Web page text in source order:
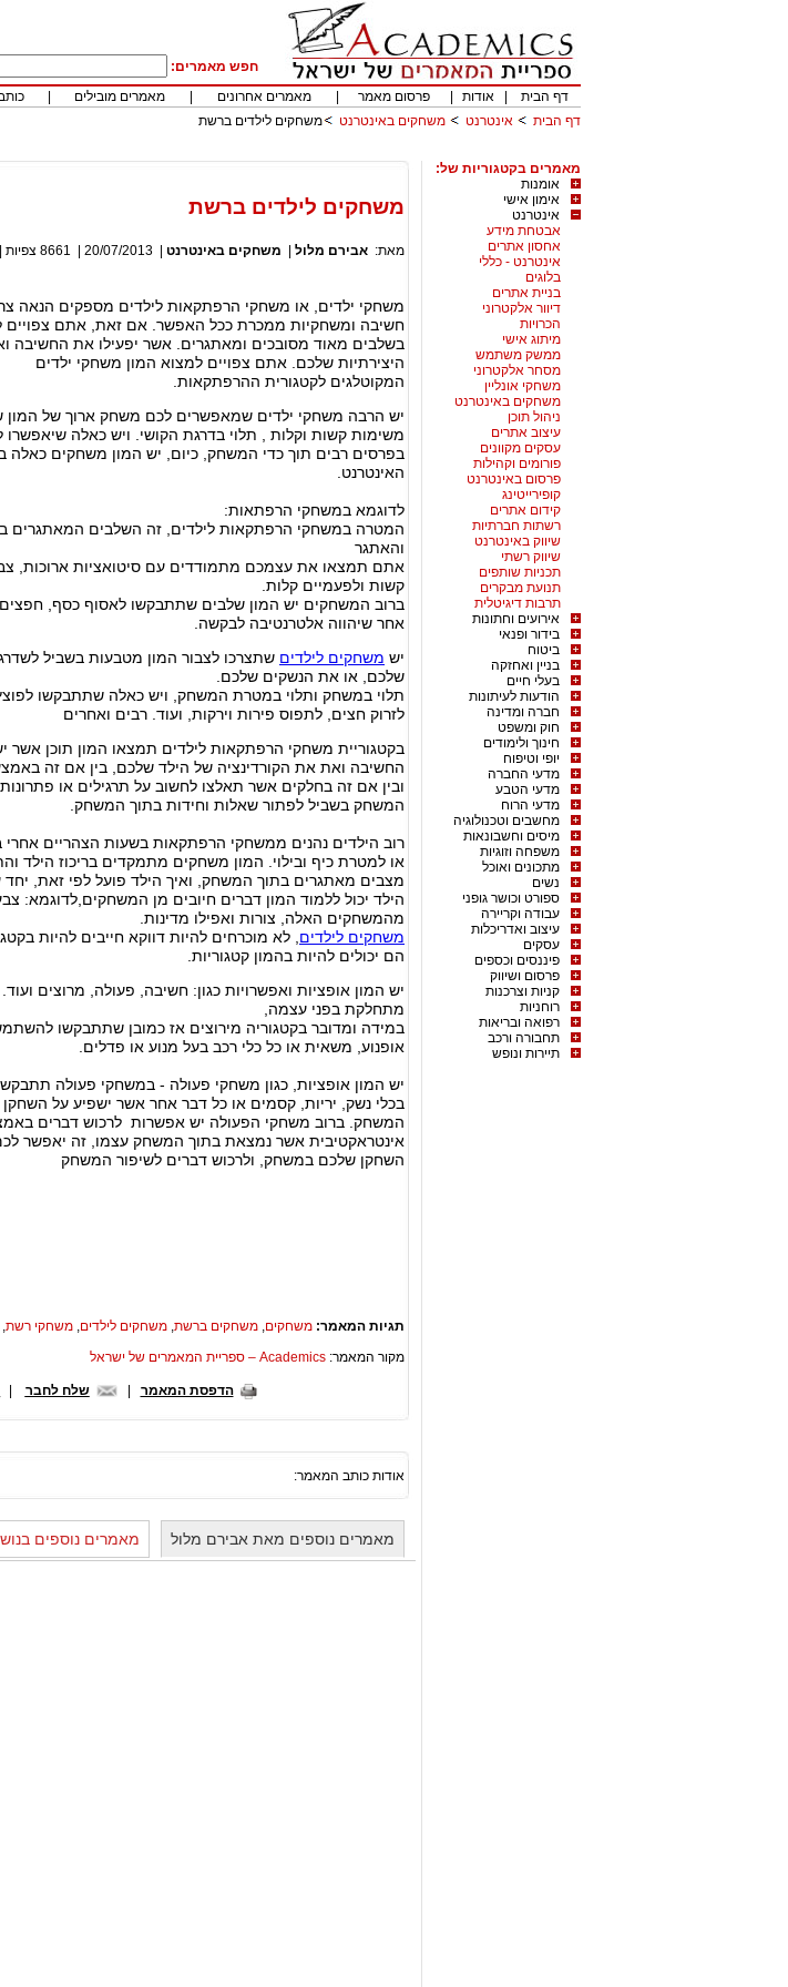
חפש מאמרים:
דף הבית
אודות פרסום מאמר מאמרים אחרונים מאמרים מובילים
דף הבית
אינטרנט משחקים באינטרנט משחקים לילדים ברשת
מאמרים בקטגוריות של:
אומנות
אימון אישי
אינטרנט
אבטחת מידע
אחסון אתרים
אינטרנט - כללי
בלוגים
בניית אתרים
דיוור אלקטרוני
הכרויות
מיתוג אישי
ממשק משתמש
מסחר אלקטרוני
משחקי אונליין
משחקים באינטרנט
ניהול תוכן
עיצוב אתרים
עסקים מקוונים
פורומים וקהילות
פרסום באינטרנט
קופירייטינג
קידום אתרים
רשתות חברתיות
שיווק באינטרנט
שיווק רשתי
תכניות שותפים
תנועת מבקרים
תרבות דיגיטלית
אירועים וחתונות
בידור ופנאי
ביטוח
בניין ואחזקה
בעלי חיים
הודעות לעיתונות
חברה ומדינה
חוק ומשפט
חינוך ולימודים
יופי וטיפוח
מדעי החברה
מדעי הטבע
מדעי הרוח
מחשבים וטכנולוגיה
מיסים וחשבונאות
משפחה וזוגיות
מתכונים ואוכל
נשים
ספורט וכושר גופני
עבודה וקריירה
עיצוב ואדריכלות
עסקים
פיננסים וכספים
פרסום ושיווק
קניות וצרכנות
רוחניות
רפואה ובריאות
תחבורה ורכב
תיירות ונופש
משחקים לילדים ברשת
מאת: אבירם מלול משחקים באינטרנט 20/07/2013
8661 צפיות
משחקי ילדים, או משחקי הרפתקאות לילדים מספקים הנאה
חשיבה ומשחקיות ממכרת ככל האפשר. אם זאת, אתם צפויים
בשלבים מאוד מסובכים ומאתגרים. אשר יפעילו את החשיבה
היצירתיות שלכם. אתם צפויים למצוא המון משחקי ילדים
המקוטלגים לקטגורית ההרפתקאות.
יש הרבה משחקי ילדים שמאפשרים לכם משחק ארוך של המון
משימות קשות וקלות , תלוי בדרגת הקושי. ויש כאלה שיאפשרו
בפרסים רבים תוך כדי המשחק, כיום, יש המון משחקים כאלה
האינטרנט.
לדוגמא במשחקי הרפתאות:
המטרה במשחקי הרפתקאות לילדים, זה השלבים המאתגרים
והאתגר
אתם תמצאו את עצמכם מתמודדים עם סיטואציות ארוכות,
קשות ולפעמיים קלות.
ברוב המשחקים יש המון שלבים שתתבקשו לאסוף כסף,
אחר שיהווה אלטרנטיבה לבקשה.
יש משחקים לילדים שתצרכו לצבור המון מטבעות בשביל
שלכם, או את הנשקים שלכם.
תלוי במשחק ותלוי במטרת המשחק, ויש כאלה שתתבקשו לפוצץ
לזרוק חצים, לתפוס פירות וירקות, ועוד. רבים ואחרים
בקטגוריית משחקי הרפתקאות לילדים תמצאו המון תוכן אשר
החשיבה ואת את הקורדינציה של הילד שלכם, בין אם זה
ובין אם זה בחלקים אשר תאלצו לחשוב על תרגילים או
המשחק בשביל לפתור שאלות וחידות בתוך המשחק.
רוב הילדים נהנים ממשחקי הרפתקאות בשעות הצהריים אחרי
או למטרת כיף ובילוי. המון משחקים מתמקדים בריכוז הילד
מצבים מאתגרים בתוך המשחק, ואיך הילד פועל לפי זאת, יחד
הילד יכול ללמוד המון דברים חיובים מן המשחקים,לדוגמא:
מהמשחקים האלה, צורות ואפילו מדינות.
משחקים לילדים , לא מוכרחים להיות דווקא חייבים להיות
הם יכולים להיות בהמון קטגוריות.
יש המון אופציות ואפשרויות כגון: חשיבה, פעולה, מרוצים
מתחלקת בפני עצמה,
במידה ומדובר בקטגוריה מירוצים אז כמובן שתתבקשו
אופנוע, משאית או כל כלי רכב בעל מנוע או פדלים.
יש המון אופציות, כגון משחקי פעולה - במשחקי פעולה
בכלי נשק, יריות, קסמים או כל דבר אחר אשר ישפיע על
המשחק. ברוב משחקי הפעולה יש אפשרות לרכוש דברים
אינטראקטיבית אשר נמצאת בתוך המשחק עצמו, זה יאפשר
השחקן שלכם במשחק, ולרכוש דברים לשיפור המשחק
תגיות המאמר: משחקים, משחקים ברשת, משחקים לילדים, משחקי רשת,
מקור המאמר: Academics – ספריית המאמרים של ישראל
הדפסת המאמר שלח לחבר
אודות כותב המאמר:
מאמרים נוספים מאת אבירם מלול מאמרים נוספים